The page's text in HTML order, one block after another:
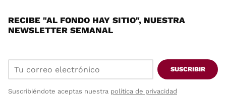
RECIBE "AL FONDO HAY SITIO", NUESTRA
NEWSLETTER SEMANAL
SUSCRIBIR
Suscribiéndote aceptas nuestra política de privacidad